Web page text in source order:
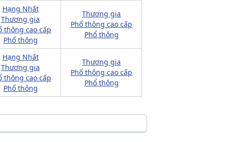
Hạng Nhất
Thương gia
thông cao cấp
Phổ thông
Thương gia
Phổ thông cao cấp
Phổ thông
Hạng Nhất
Thương gia
thông cao cấp
Phổ thông
Thương gia
Phổ thông cao cấp
Phổ thông